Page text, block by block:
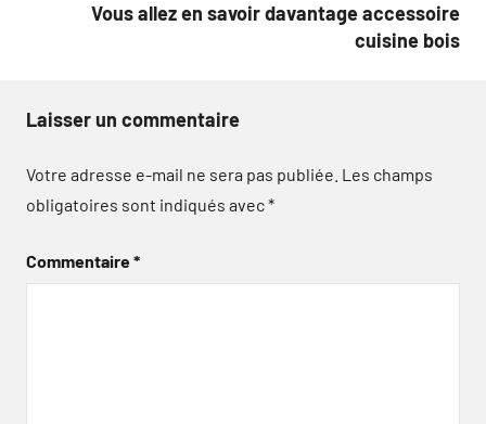
Vous allez en savoir davantage accessoire
cuisine bois
Laisser un commentaire
Votre adresse e-mail ne sera pas publiée. Les champs
obligatoires sont indiqués avec*
Commentaire*